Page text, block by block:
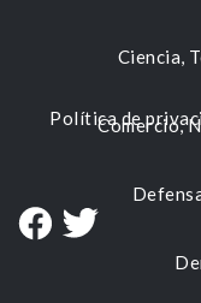
Ciencia,
Comercio,
Política de